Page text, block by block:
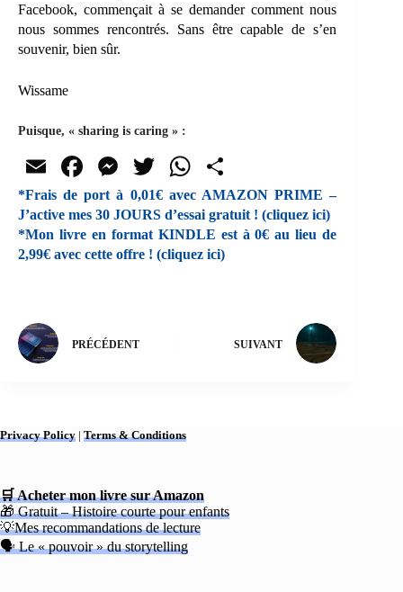
Facebook, commençait à se demander comment nous
nous sommes rencontrés. Sans être capable de s’en
souvenir, bien sûr.
Wissame
Puisque, « sharing is caring » :
E
m
ail
Fa
ce
bo
ok
M
es
se
ng
T
wi
tte
r
W
ha
ts
A
rt
ag
*Frais de port à 0,01€ avec AMAZON PRIME –
J’active mes 30 JOURS d’essai gratuit ! (cliquez ici)
*Mon livre en format KINDLE est à 0€ au lieu de
2,99€ avec cette offre ! (cliquez ici)
PRÉCÉDENT SUIVANT
Privacy Policy | Terms & Conditions
🛒 Acheter mon livre sur Amazon
🎁 Gratuit – Histoire courte pour enfants
💡Mes recommandations de lecture
🗣 Le « pouvoir » du storytelling